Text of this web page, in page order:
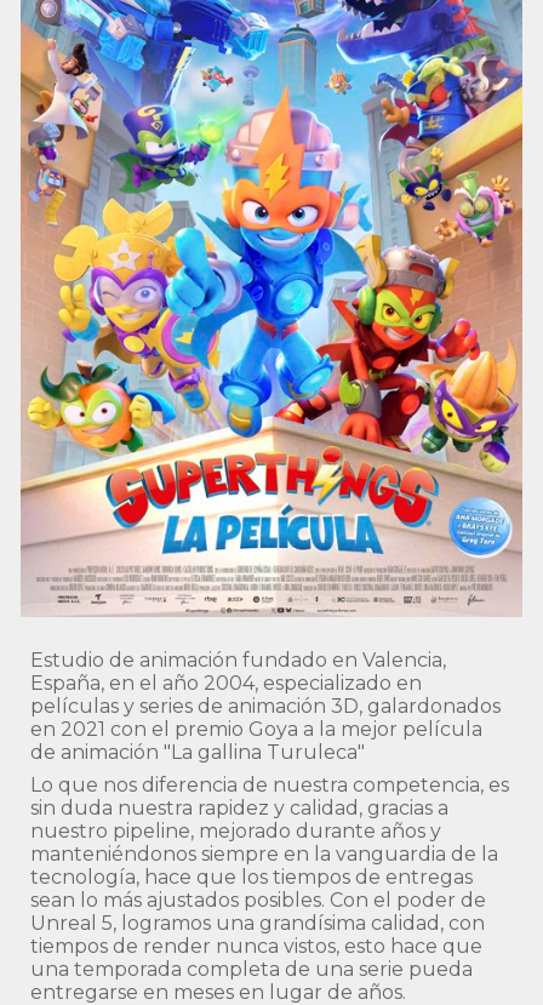
Estudio de animación fundado en Valencia,
España, en el año 2004, especializado en
películas y series de animación 3D, galardonados
en 2021 con el premio Goya a la mejor película
de animación "La gallina Turuleca"
Lo que nos diferencia de nuestra competencia, es
sin duda nuestra rapidez y calidad, gracias a
nuestro pipeline, mejorado durante años y
manteniéndonos siempre en la vanguardia de la
tecnología, hace que los tiempos de entregas
sean lo más ajustados posibles. Con el poder de
Unreal 5, logramos una grandísima calidad, con
tiempos de render nunca vistos, esto hace que
una temporada completa de una serie pueda
entregarse en meses en lugar de años.